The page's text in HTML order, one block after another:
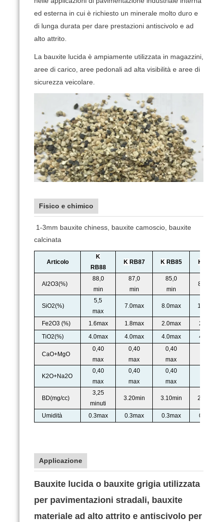
ed esterna in cui è richiesto un minerale molto duro e
di lunga durata per dare prestazioni antiscivolo e ad
alto attrito.
La bauxite lucida è ampiamente utilizzata in magazzini,
aree di carico, aree pedonali ad alta visibilità e aree di
sicurezza veicolare.
Fisico e chimico
1-3mm bauxite chiness, bauxite camoscio, bauxite
calcinata
Articolo
K
RB88
K RB87 K RB85 K
Al2O3(%)
88,0
min
87,0
min
85,0
min
SiO2(%)
5,5
max
7.0max 8.0max
Fe2O3 (%) 1.6max 1.8max 2.0max
2.0max
TiO2(%)
4.0max 4.0max 4.0max 4.0max
CaO+MgO
0,40
max
0,40
max
0,40
max
K2O+Na2O
0,40
max
0,40
max
0,40
max
BD(mg/cc)
3,25
minuti
3.20min 3.10min 2,90
Umidità 0.3max 0.3max 0.3max 0.5max
Applicazione
Bauxite lucida o bauxite grigia utilizzata
per pavimentazioni stradali, bauxite
materiale ad alto attrito e antiscivolo per